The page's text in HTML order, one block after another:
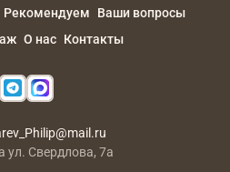
Рекомендуем
Ваши вопросы
О нас Контакты
ул. Свердлова, 7а